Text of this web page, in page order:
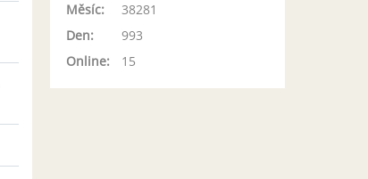
Online: 15
Měsíc:
38281
Den:
993